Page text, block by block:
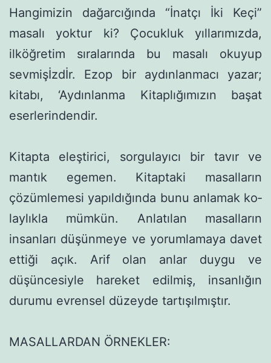
Hangimizin dağarcı­ğında “İnatçı İki Keçi”
masalı yoktur ki? Çocukluk yıllarımızda,
ilköğretim sıralarında bu masalı okuyup
sevmişİzdİr. Ezop bir aydınlanmacı yazar;
kitabı, ‘Aydınlanma Kitaplığımızın başat
eserlerindendir.
Kitapta eleştirici, sorgulayıcı bir tavır ve
mantık egemen. Ki­taptaki masalların
çözümlemesi yapıldığında bunu anlamak ko­
laylıkla mümkün. Anlatılan masalların
insanları düşünmeye ve yorumlamaya davet
ettiği açık. Arif olan anlar duygu ve
düşünce­siyle hareket edilmiş, insanlığın
durumu evrensel düzeyde tartı­şılmıştır.
MASALLARDAN ÖRNEKLER: